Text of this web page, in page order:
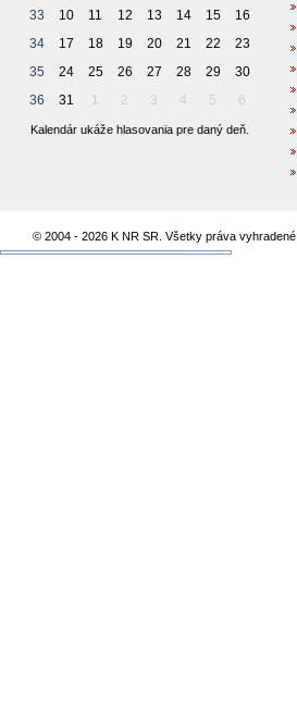
33
10 11 12 13 14 15
16
34
17 18 19 20 21 22
23
35
24 25 26 27 28 29
30
36
31 1 2 3 4 5 6
Kalendár ukáže hlasovania pre daný deň.
© 2004 - 2026 K NR SR. Všetky práva vyhradené.